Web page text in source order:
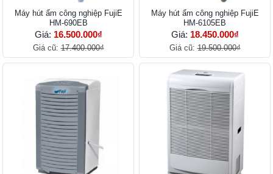
Máy hút ẩm công nghiệp FujiE
HM-690EB
Giá: 16.500.000₫
Giá cũ:17.400.000₫
Máy hút ẩm công nghiệp FujiE
HM-6105EB
Giá: 18.450.000₫
Giá cũ:19.500.000₫